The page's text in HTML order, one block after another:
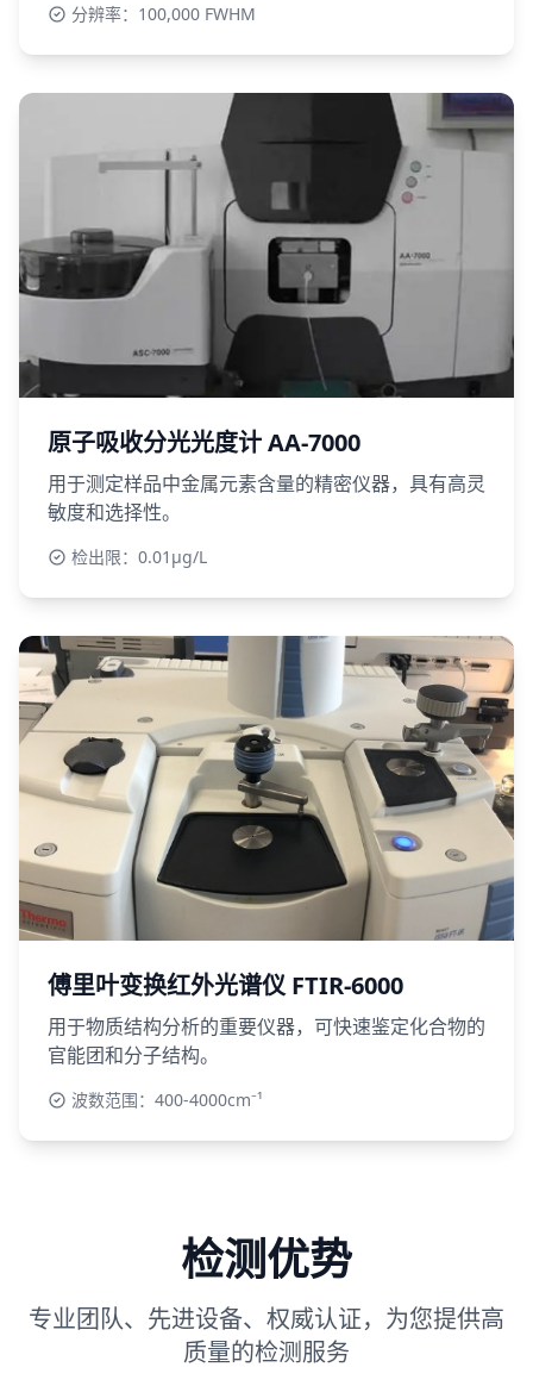
分辨率：100,000 FWHM
原子吸收分光光度计 AA-7000
用于测定样品中金属元素含量的精密仪器，具有高灵
敏度和选择性。
检出限：0.01μg/L
傅里叶变换红外光谱仪 FTIR-6000
用于物质结构分析的重要仪器，可快速鉴定化合物的
官能团和分子结构。
波数范围：400-4000cm⁻¹
检测优势
专业团队、先进设备、权威认证，为您提供高
质量的检测服务